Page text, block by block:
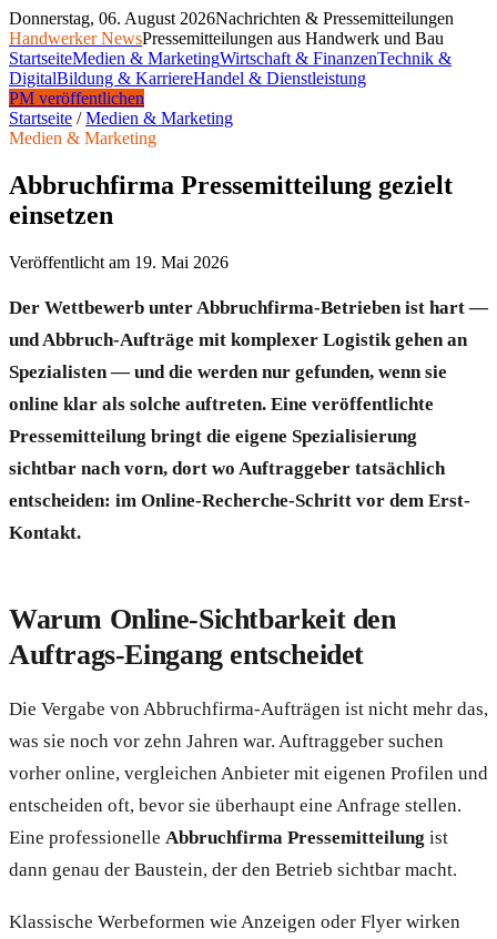
Donnerstag, 06. August 2026Nachrichten & Pressemitteilungen
Handwerker NewsPressemitteilungen aus Handwerk und Bau
StartseiteMedien & MarketingWirtschaft & FinanzenTechnik &
DigitalBildung & KarriereHandel & Dienstleistung
PM veröffentlichen
Startseite /Medien & Marketing
Medien & Marketing
Abbruchfirma Pressemitteilung gezielt
einsetzen
Veröffentlicht am 19. Mai 2026
Der Wettbewerb unter Abbruchfirma-Betrieben ist hart —
und Abbruch-Aufträge mit komplexer Logistik gehen an
Spezialisten — und die werden nur gefunden, wenn sie
online klar als solche auftreten. Eine veröffentlichte
Pressemitteilung bringt die eigene Spezialisierung
sichtbar nach vorn, dort wo Auftraggeber tatsächlich
entscheiden: im Online-Recherche-Schritt vor dem Erst-
Kontakt.
Warum Online-Sichtbarkeit den
Auftrags-Eingang entscheidet
Die Vergabe von Abbruchfirma-Aufträgen ist nicht mehr das,
was sie noch vor zehn Jahren war. Auftraggeber suchen
vorher online, vergleichen Anbieter mit eigenen Profilen und
entscheiden oft, bevor sie überhaupt eine Anfrage stellen.
Eine professionelle Abbruchfirma Pressemitteilung ist
dann genau der Baustein, der den Betrieb sichtbar macht.
Klassische Werbeformen wie Anzeigen oder Flyer wirken